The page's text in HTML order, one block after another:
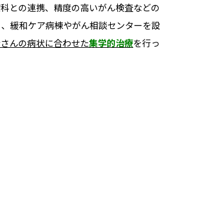
との連携、精度の高いがん検査などの
緩和ケア病棟やがん相談センターを設
んの病状に合わせた集学的治療を行っ